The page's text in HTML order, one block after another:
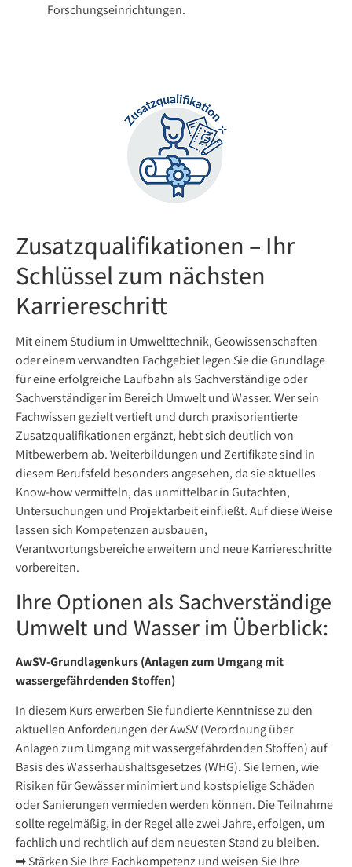
Forschungseinrichtungen.
Zusatzqualifikationen – Ihr
Schlüssel zum nächsten
Karriereschritt
Mit einem Studium in Umwelttechnik, Geowissenschaften
oder einem verwandten Fachgebiet legen Sie die Grundlage
für eine erfolgreiche Laufbahn als Sachverständige oder
Sachverständiger im Bereich Umwelt und Wasser. Wer sein
Fachwissen gezielt vertieft und durch praxisorientierte
Zusatzqualifikationen ergänzt, hebt sich deutlich von
Mitbewerbern ab. Weiterbildungen und Zertifikate sind in
diesem Berufsfeld besonders angesehen, da sie aktuelles
Know-how vermitteln, das unmittelbar in Gutachten,
Untersuchungen und Projektarbeit einfließt. Auf diese Weise
lassen sich Kompetenzen ausbauen,
Verantwortungsbereiche erweitern und neue Karriereschritte
vorbereiten.
Ihre Optionen als Sachverständige
Umwelt und Wasser im Überblick:
AwSV-Grundlagenkurs (Anlagen zum Umgang mit
wassergefährdenden Stoffen)
In diesem Kurs erwerben Sie fundierte Kenntnisse zu den
aktuellen Anforderungen der AwSV (Verordnung über
Anlagen zum Umgang mit wassergefährdenden Stoffen) auf
Basis des Wasserhaushaltsgesetzes (WHG). Sie lernen, wie
Risiken für Gewässer minimiert und kostspielige Schäden
oder Sanierungen vermieden werden können. Die Teilnahme
sollte regelmäßig, in der Regel alle zwei Jahre, erfolgen, um
fachlich und rechtlich auf dem neuesten Stand zu bleiben.
➡ Stärken Sie Ihre Fachkompetenz und weisen Sie Ihre